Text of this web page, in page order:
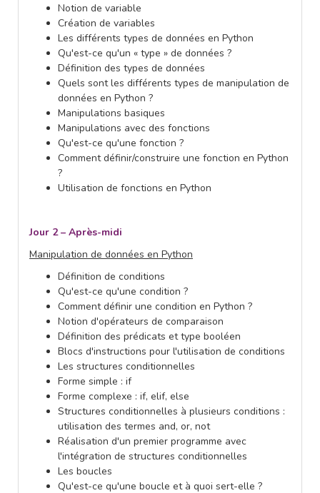
Notion de variable
Création de variables
Les différents types de données en Python
Qu'est-ce qu'un « type » de données ?
Définition des types de données
Quels sont les différents types de manipulation de
données en Python ?
Manipulations basiques
Manipulations avec des fonctions
Qu'est-ce qu'une fonction ?
Comment définir/construire une fonction en Python
?
Utilisation de fonctions en Python
Jour 2 – Après-midi
Manipulation de données en Python
Définition de conditions
Qu'est-ce qu'une condition ?
Comment définir une condition en Python ?
Notion d'opérateurs de comparaison
Définition des prédicats et type booléen
Blocs d'instructions pour l'utilisation de conditions
Les structures conditionnelles
Forme simple : if
Forme complexe : if, elif, else
Structures conditionnelles à plusieurs conditions :
utilisation des termes and, or, not
Réalisation d'un premier programme avec
l'intégration de structures conditionnelles
Les boucles
Qu'est-ce qu'une boucle et à quoi sert-elle ?